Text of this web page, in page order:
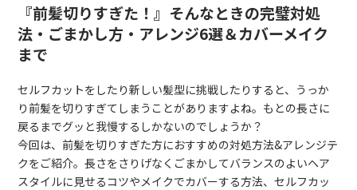
『前髪切りすぎた！』そんなときの完璧対処
法・ごまかし方・アレンジ6選＆カバーメイク
まで
セルフカットをしたり新しい髪型に挑戦したりすると、うっか
り前髪を切りすぎてしまうことがありますよね。もとの長さに
戻るまでグッと我慢するしかないのでしょうか？
今回は、前髪を切りすぎた方におすすめの対処方法&アレンジテ
クをご紹介。長さをさりげなくごまかしてバランスのよいヘア
スタイルに見せるコツやメイクでカバーする方法、セルフカッ